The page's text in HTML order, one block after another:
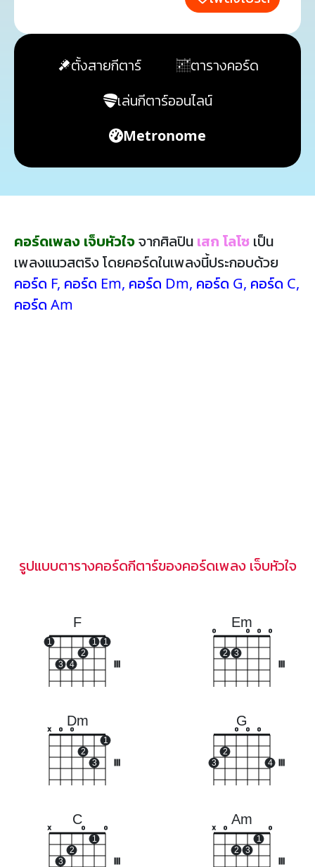
ตั้งสายกีตาร์
ตารางคอร์ด
เล่นกีตาร์ออนไลน์
Metronome
คอร์ดเพลง เจ็บหัวใจจากศิลปิน เสก โลโซ เป็น
เพลงแนวสตริง โดยคอร์ดในเพลงนี้ประกอบด้วย
คอร์ด F, คอร์ด Em, คอร์ด Dm, คอร์ด G, คอร์ด C,
คอร์ด Am
รูปแบบตารางคอร์ดกีตาร์ของคอร์ดเพลง เจ็บหัวใจ
F
1
3 4
2
1 1
Em
o
2 3
o o o
Dm
x o o
2
3
1
G
3
2
o o o
4
C
x
3
2
o
1
o
Am
x o
2 3
1
o